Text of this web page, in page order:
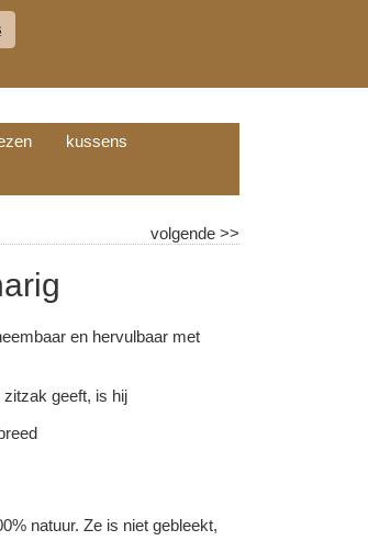
WINKELWAGEN (
kussens
volgende>>
en hervulbaar met
geeft, is hij
natuur. Ze is niet gebleekt,